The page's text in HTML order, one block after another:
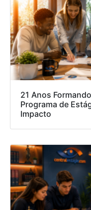
21 Anos
Programa de
Impacto